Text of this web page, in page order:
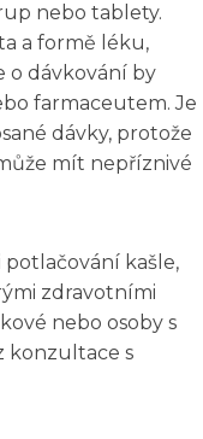
nebo tablety.
a formě léku,
o dávkování by
farmaceutem. Je
dávky, protože
mít nepříznivé
potlačování kašle,
zdravotními
nebo osoby s
konzultace s